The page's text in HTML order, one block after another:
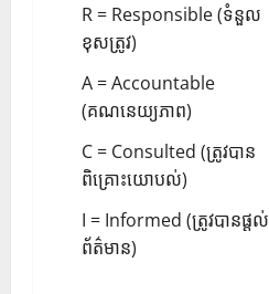
R = Responsible (ទំនួល
ខុសត្រូវ)
A = Accountable
(គណនេយ្យភាព)
C = Consulted (ត្រូវបាន
ពិគ្រោះយោបល់)
I = Informed (ត្រូវបានផ្តល់
ព័ត៌មាន)